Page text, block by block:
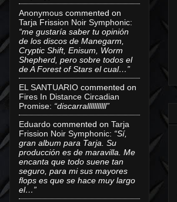
Anonymous commented on
Tarja Frission Noir Symphonic:
“me gustaría saber tu opinión
de los discos de Manegarm,
Cryptic Shift, Enisum, Worm
Shepherd, pero sobre todos el
de A Forest of Stars el cual…”
EL SANTUARIO commented on
Fires In Distance Circadian
Promise: “discarralllllllllll”
Eduardo commented on Tarja
Frission Noir Symphonic: “Sí,
gran album para Tarja. Su
producción es de maravilla. Me
encanta que todo suene tan
seguro, para mi sus mayores
flops es que se hace muy largo
el…”